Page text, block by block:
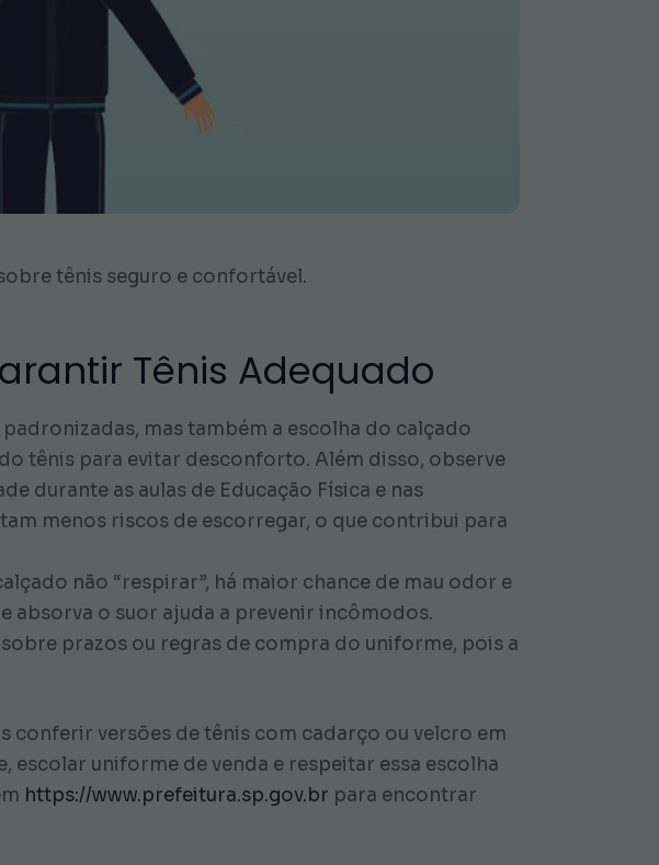
tênis seguro e confortável.
Tênis Adequado
mas também a escolha do calçado
tênis para evitar desconforto. Além disso, observe
durante as aulas de Educação Física e nas
menos riscos de escorregar, o que contribui para
não “respirar”, há maior chance de mau odor e
absorva o suor ajuda a prevenir incômodos.
prazos ou regras de compra do uniforme, pois a
conferir versões de tênis com cadarço ou velcro em
uniforme de venda e respeitar essa escolha
https://www.prefeitura.sp.gov.br para encontrar